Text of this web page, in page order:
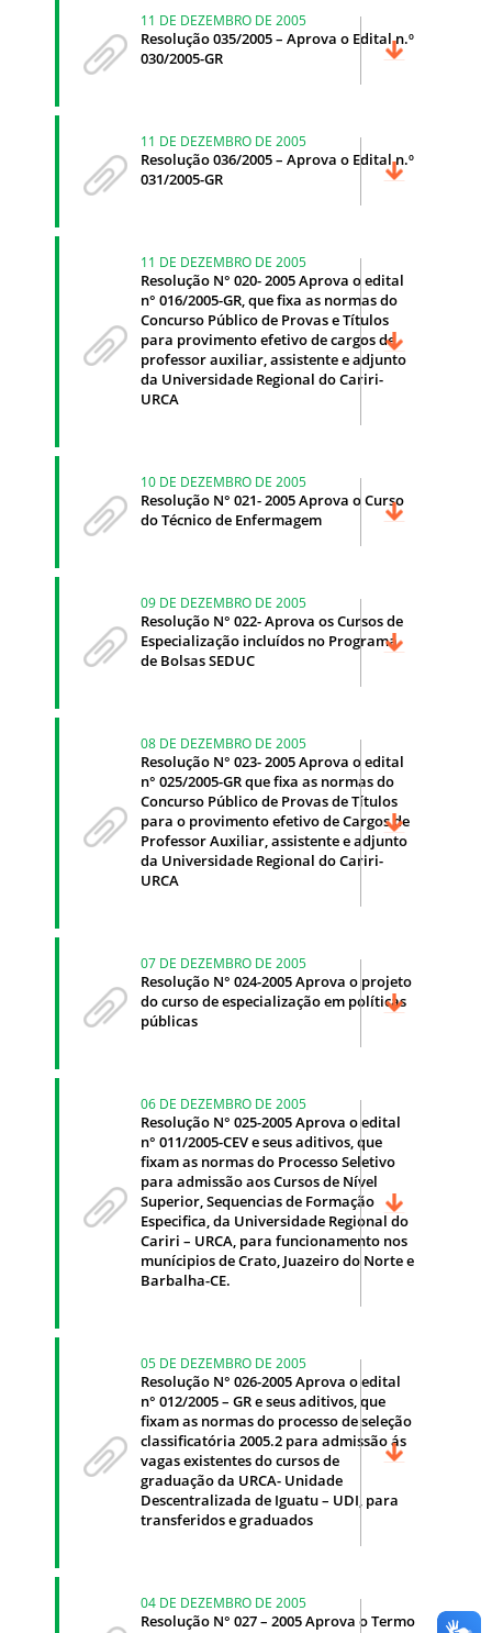
11 DE DEZEMBRO DE 2005
Resolução 035/2005 – Aprova o Edital n.º
030/2005-GR
11 DE DEZEMBRO DE 2005
Resolução 036/2005 – Aprova o Edital n.º
031/2005-GR
11 DE DEZEMBRO DE 2005
Resolução N° 020- 2005 Aprova o edital
n° 016/2005-GR, que fixa as normas do
Concurso Público de Provas e Títulos
para provimento efetivo de cargos de
professor auxiliar, assistente e adjunto
da Universidade Regional do Cariri-
URCA
10 DE DEZEMBRO DE 2005
Resolução N° 021- 2005 Aprova o Curso
do Técnico de Enfermagem
09 DE DEZEMBRO DE 2005
Resolução N° 022- Aprova os Cursos de
Especialização incluídos no Programa
de Bolsas SEDUC
08 DE DEZEMBRO DE 2005
Resolução N° 023- 2005 Aprova o edital
n° 025/2005-GR que fixa as normas do
Concurso Público de Provas de Títulos
para o provimento efetivo de Cargos de
Professor Auxiliar, assistente e adjunto
da Universidade Regional do Cariri-
URCA
07 DE DEZEMBRO DE 2005
Resolução N° 024-2005 Aprova o projeto
do curso de especialização em políticas
públicas
06 DE DEZEMBRO DE 2005
Resolução N° 025-2005 Aprova o edital
n° 011/2005-CEV e seus aditivos, que
fixam as normas do Processo Seletivo
para admissão aos Cursos de Nível
Superior, Sequencias de Formação
Especifica, da Universidade Regional do
Cariri – URCA, para funcionamento nos
munícipios de Crato, Juazeiro do Norte e
Barbalha-CE.
05 DE DEZEMBRO DE 2005
Resolução N° 026-2005 Aprova o edital
n° 012/2005 – GR e seus aditivos, que
fixam as normas do processo de seleção
classificatória 2005.2 para admissão ás
vagas existentes do cursos de
graduação da URCA- Unidade
Descentralizada de Iguatu – UDI, para
transferidos e graduados
04 DE DEZEMBRO DE 2005
Resolução N° 027 – 2005 Aprova o Termo